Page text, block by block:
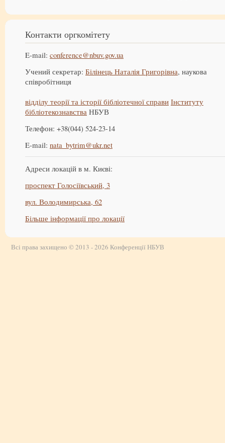
Контакти оргкомітету
E-mail: conference@nbuv.gov.ua
Учений секретар: Білінець Наталія Григорівна, наукова
співробітниця
відділу теорії та історії бібліотечної справи Інституту
бібліотекознавства НБУВ
Телефон: +38(044) 524-23-14
E-mail: nata_bytrim@ukr.net
Адреси локацій в м. Києві:
проспект Голосіївський, 3
вул. Володимирська, 62
Більше інформації про локації
Всі права захищено © 2013 - 2026 Конференції НБУВ